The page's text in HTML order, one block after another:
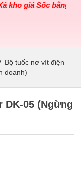
giá Sốc bằng giá
/ Bộ tuốc nơ vít điện
doanh)
DK-05 (Ngừng